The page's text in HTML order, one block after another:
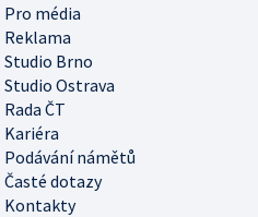
Pro média
Reklama
Studio Brno
Studio Ostrava
Rada ČT
Kariéra
Podávání námětů
Časté dotazy
Kontakty